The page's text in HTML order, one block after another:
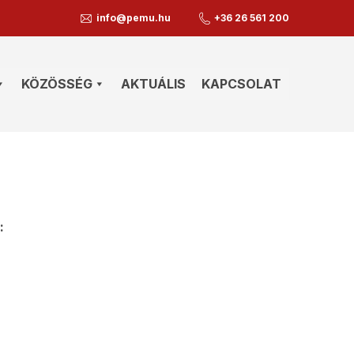
info@pemu.hu +36 26 561 200
KÖZÖSSÉG AKTUÁLIS KAPCSOLAT